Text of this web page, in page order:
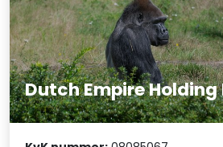
Dutch Empire Holding